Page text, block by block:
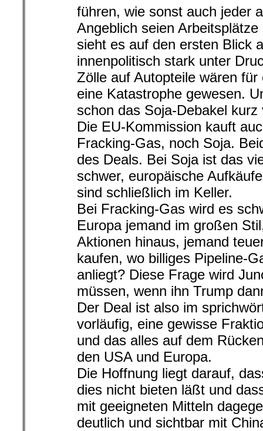
führen, wie sonst auch jeder
Angeblich seien
sieht es auf den ersten Blick
innenpolitisch stark unter
Zölle auf Autopteile wären
eine Katastrophe gewesen.
schon das Soja-Debakel
Die EU-Kommission kauft
Fracking-Gas, noch Soja.
des Deals. Bei Soja ist das
schwer, europäische
sind schließlich im Keller.
Bei Fracking-Gas wird es
Europa jemand im großen
Aktionen hinaus, jemand
kaufen, wo billiges Pipeline-
anliegt? Diese Frage wird
müssen, wenn ihn Trump
Der Deal ist also im
vorläufig, eine gewisse
und das alles auf dem
den USA und Europa.
Die Hoffnung liegt darauf,
dies nicht bieten läßt und
mit geeigneten Mitteln
deutlich und sichtbar mit